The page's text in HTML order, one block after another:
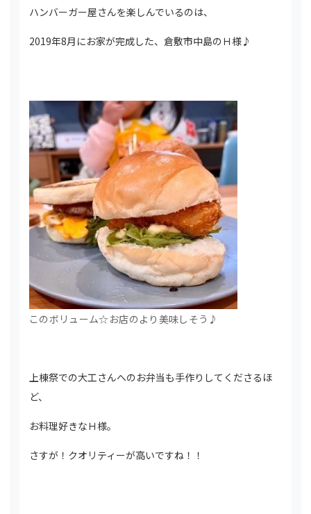
ハンバーガー屋さんを楽しんでいるのは、
2019年8月にお家が完成した、倉敷市中島のＨ様♪
このボリューム☆お店のより美味しそう♪
上棟祭での大工さんへのお弁当も手作りしてくださるほ
ど、
お料理好きなＨ様。
さすが！クオリティーが高いですね！！